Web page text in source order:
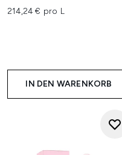
214,24 € pro L
IN DEN WARENKORB